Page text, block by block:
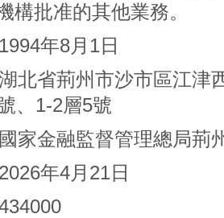
構批准的其他業務。
年8月1日
北省荊州市沙市區江津
、1-2層5號
家金融監督管理總局荊
年4月21日